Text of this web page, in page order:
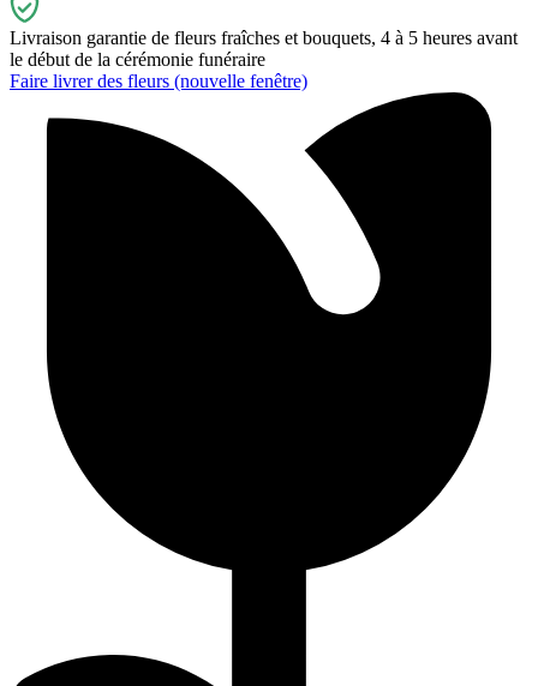
Livraison garantie de fleurs fraîches et bouquets, 4 à 5 heures avant
le début de la cérémonie funéraire
Faire livrer des fleurs (nouvelle fenêtre)